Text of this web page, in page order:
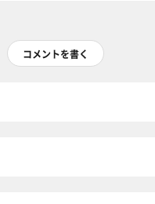
コメントを書く